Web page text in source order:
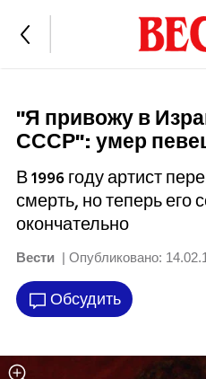
"Я привожу в
СССР": умер
В 1996 году артист
смерть, но теперь его
окончательно
Вести | Опубликовано:
Обсудить